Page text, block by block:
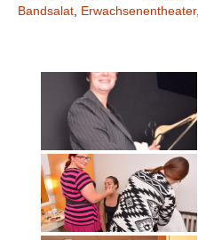
Bandsalat Erwachsenentheater,